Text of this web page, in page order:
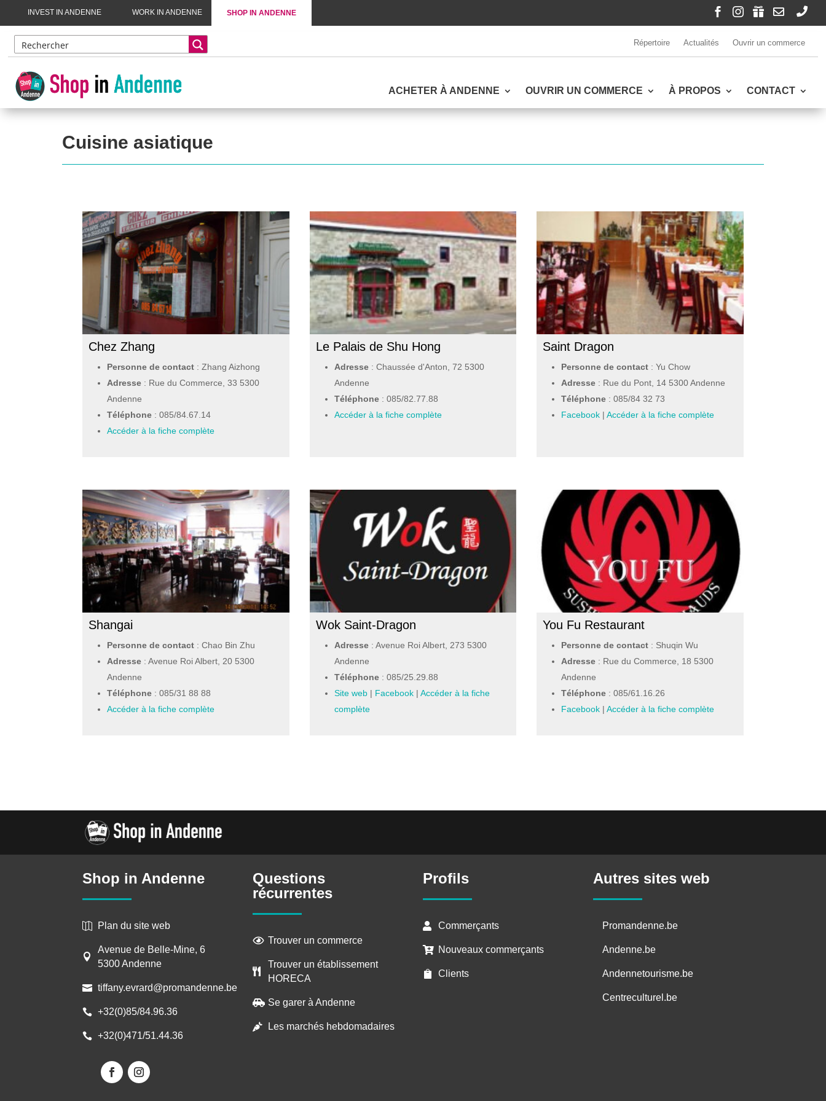
INVEST IN ANDENNE WORK IN ANDENNE SHOP IN ANDENNE     
Répertoire Actualités Ouvrir un commerce
ACHETER À ANDENNE OUVRIR UN COMMERCE À PROPOS CONTACT
Cuisine asiatique
Chez Zhang
Personne de contact : Zhang Aizhong
Adresse : Rue du Commerce, 33 5300
Andenne
Téléphone :085/84.67.14
Accéder à la fiche complète
Le Palais de Shu Hong
Adresse: Chaussée d'Anton, 72 5300
Andenne
Téléphone: 085/82.77.88
Accéder à la fiche complète
Saint Dragon
Personne de contact: Yu Chow
Adresse: Rue du Pont, 14 5300 Andenne
Téléphone: 085/84 32 73
Facebook| Accéder à la fiche complète
Shangai
Personne de contact : Chao Bin Zhu
Adresse : Avenue Roi Albert, 20 5300
Andenne
Téléphone :085/31 88 88
Accéder à la fiche complète
Wok Saint-Dragon
Adresse: Avenue Roi Albert, 273 5300
Andenne
Téléphone: 085/25.29.88
Site web| Facebook| Accéder à la fiche
complète
You Fu Restaurant
Personne de contact: Shuqin Wu
Adresse: Rue du Commerce, 18 5300
Andenne
Téléphone: 085/61.16.26
Facebook| Accéder à la fiche complète
Shop in Andenne
 Plan du site web

Avenue de Belle-Mine, 6
5300 Andenne
 tiffany.evrard@promandenne.be
 +32(0)85/84.96.36
 +32(0)471/51.44.36
Questions
récurrentes
 Trouver un commerce

Trouver un établissement
HORECA
 Se garer à Andenne
 Les marchés hebdomadaires
Profils
 Commerçants
 Nouveaux commerçants
 Clients
Autres sites web
Promandenne.be
Andenne.be
Andennetourisme.be
Centreculturel.be